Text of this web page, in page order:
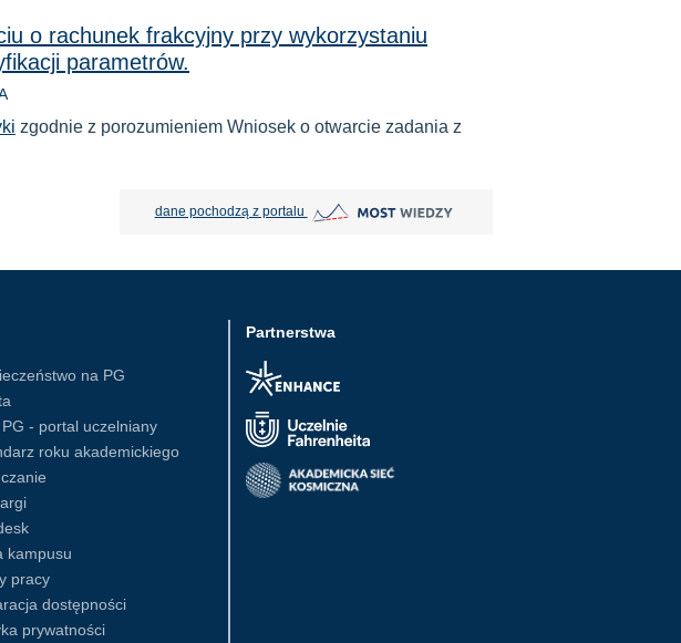
o rachunek frakcyjny przy wykorzystaniu
parametrów.
zgodnie z porozumieniem Wniosek o otwarcie zadania z
dane pochodzą z portalu MOST Wiedzy otwiera się w nowej karcie
Partnerstwa
na PG
- portal uczelniany
roku akademickiego
kampusu
pracy
dostępności
prywatności